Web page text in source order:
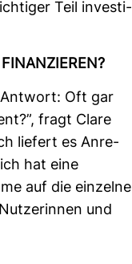
Teil inves­ti­
Oft gar
fragt Clare
lie­fert es Anre­
hat eine
auf die ein­zelne
und